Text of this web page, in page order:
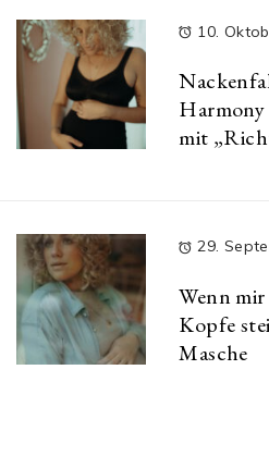
10.
Harmony
mit
29.
Wenn
Kopfe
Masche